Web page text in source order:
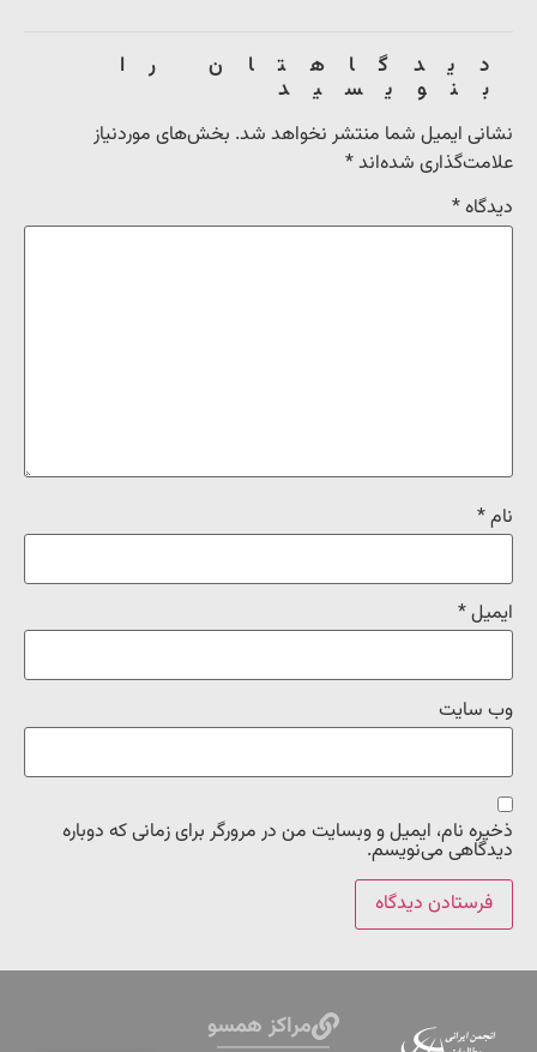
دیدگاهتان را
بنویسید
نشانی ایمیل شما منتشر نخواهد شد. بخش‌های موردنیاز
علامت‌گذاری شده‌اند*
دیدگاه*
نام*
ایمیل*
وب‌ سایت
ذخیره نام، ایمیل و وبسایت من در مرورگر برای زمانی که دوباره
دیدگاهی می‌نویسم.
مراکز همسو